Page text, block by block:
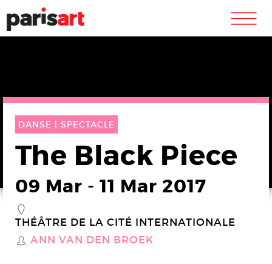
m
DANSE | SPECTACLE
The Black Piece
09 Mar - 11 Mar 2017
_
THÉÂTRE DE LA CITÉ INTERNATIONALE
S ANN VAN DEN BROEK